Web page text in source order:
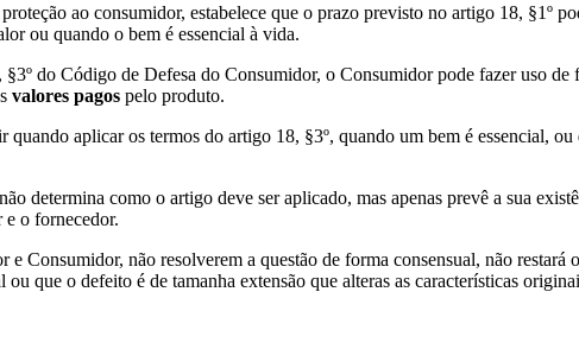
ao consumidor, estabelece que o prazo previsto no artigo 18, §1º
ou quando o bem é essencial à vida.
do Código de Defesa do Consumidor, o Consumidor pode fazer uso
valores pagos pelo produto.
aplicar os termos do artigo 18, §3º, quando um bem é essencial, ou
determina como o artigo deve ser aplicado, mas apenas prevê a sua
e o fornecedor.
e Consumidor, não resolverem a questão de forma consensual, não
ou que o defeito é de tamanha extensão que alteras as características